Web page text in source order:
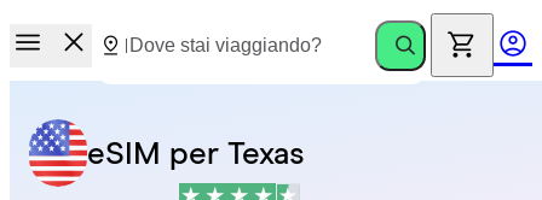
eSIM per Texas